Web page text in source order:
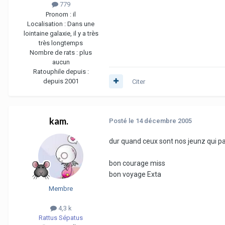
779
Pronom : il
Localisation : Dans une
lointaine galaxie, il y a très
très longtemps
Nombre de rats : plus
aucun
Ratouphile depuis :
depuis 2001
Citer
kam.
Membre
4,3 k
Rattus Sépatus
Posté le 14 décembre 2005
dur quand ceux sont nos jeunz qui
bon courage miss
bon voyage Exta